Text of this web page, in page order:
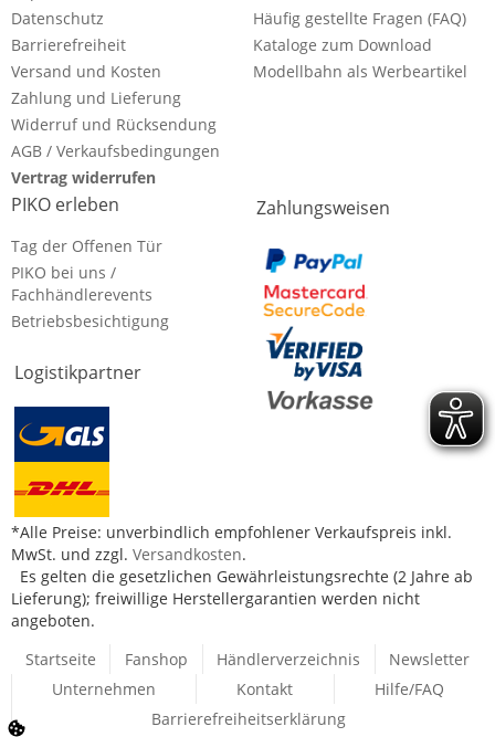
Datenschutz
Barrierefreiheit
Versand und Kosten
Zahlung und Lieferung
Widerruf und Rücksendung
AGB / Verkaufsbedingungen
Vertrag widerrufen
Häufig gestellte Fragen (FAQ)
Kataloge zum Download
Modellbahn als Werbeartikel
PIKO erleben
Tag der Offenen Tür
PIKO bei uns /
Fachhändlerevents
Betriebsbesichtigung
Logistikpartner
Zahlungsweisen
*Alle Preise: unverbindlich empfohlener Verkaufspreis inkl.
MwSt. und zzgl. Versandkosten.
Es gelten die gesetzlichen Gewährleistungsrechte (2 Jahre ab
Lieferung); freiwillige Herstellergarantien werden nicht
angeboten.
Startseite
Fanshop Händlerverzeichnis
Newsletter
Unternehmen
Kontakt
Hilfe/FAQ
Barrierefreiheitserklärung